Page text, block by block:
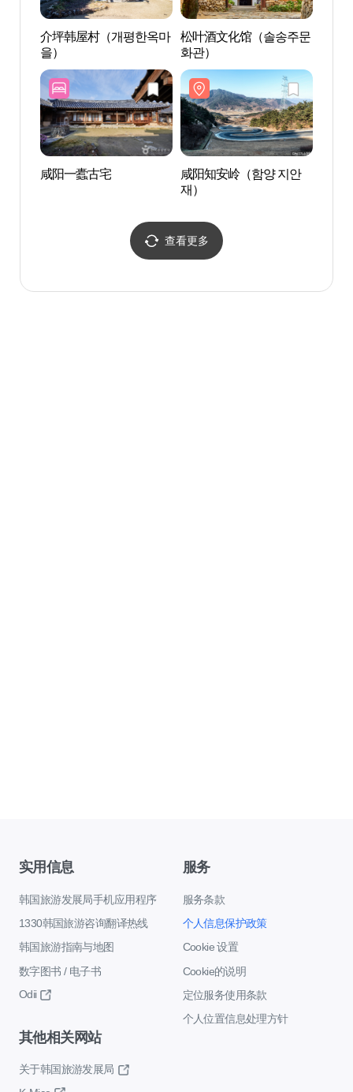
介坪韩屋村（개평한옥마
을）
松叶酒文化馆（솔송주문
화관）
咸阳一蠹古宅
咸阳知安岭（함양 지안
재）
查看更多
实用信息
韩国旅游发展局手机应用程序
1330韩国旅游咨询翻译热线
韩国旅游指南与地图
数字图书 / 电子书
Odii
服务
服务条款
个人信息保护政策
Cookie 设置
Cookie的说明
定位服务使用条款
个人位置信息处理方针
其他相关网站
关于韩国旅游发展局